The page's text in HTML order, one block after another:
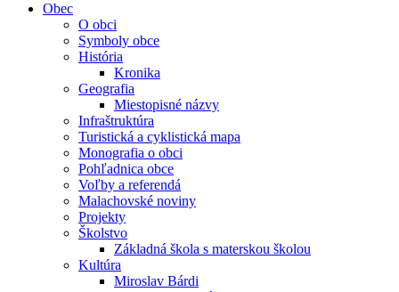
Obec
O obci
Symboly obce
História
Kronika
Geografia
Miestopisné názvy
Infraštruktúra
Turistická a cyklistická mapa
Monografia o obci
Pohľadnica obce
Voľby a referendá
Malachovské noviny
Projekty
Školstvo
Základná škola s materskou školou
Kultúra
Miroslav Bárdi